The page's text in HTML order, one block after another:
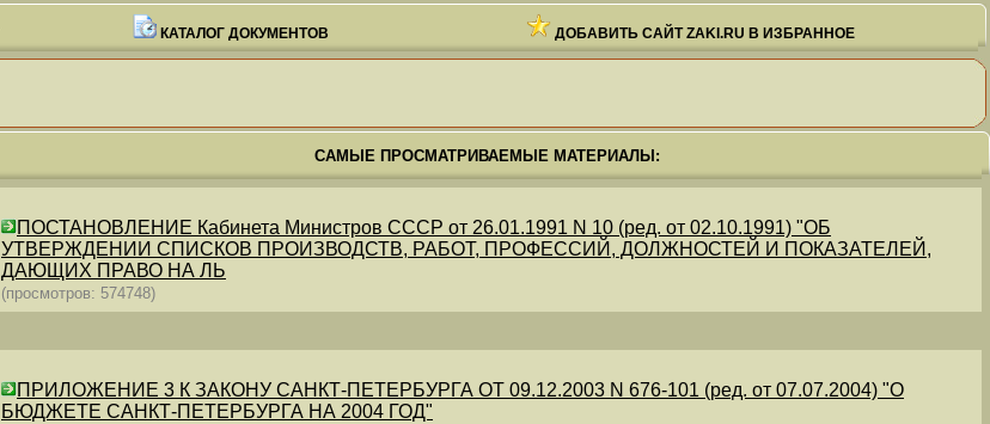
КАТАЛОГ ДОКУМЕНТОВ ДОБАВИТЬ САЙТ ZAKI.RU В ИЗБРАННОЕ
САМЫЕ ПРОСМАТРИВАЕМЫЕ МАТЕРИАЛЫ:
ПОСТАНОВЛЕНИЕ Кабинета Министров СССР от 26.01.1991 N 10 (ред. от 02.10.1991) "ОБ
УТВЕРЖДЕНИИ СПИСКОВ ПРОИЗВОДСТВ, РАБОТ, ПРОФЕССИЙ, ДОЛЖНОСТЕЙ И ПОКАЗАТЕЛЕЙ,
ДАЮЩИХ ПРАВО НА ЛЬ
(просмотров: 574748)
ПРИЛОЖЕНИЕ 3 К ЗАКОНУ САНКТ-ПЕТЕРБУРГА ОТ 09.12.2003 N 676-101 (ред. от 07.07.2004) "О
БЮДЖЕТЕ САНКТ-ПЕТЕРБУРГА НА 2004 ГОД"